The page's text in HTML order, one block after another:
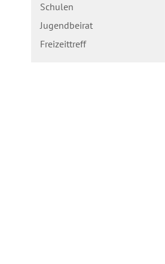
Schulen
Jugendbeirat
Freizeittreff